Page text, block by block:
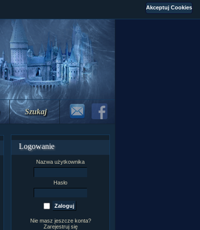
Szukaj
Logowanie
Nazwa użytkownika
Hasło
Nie masz jeszcze konta?
Zarejestruj się